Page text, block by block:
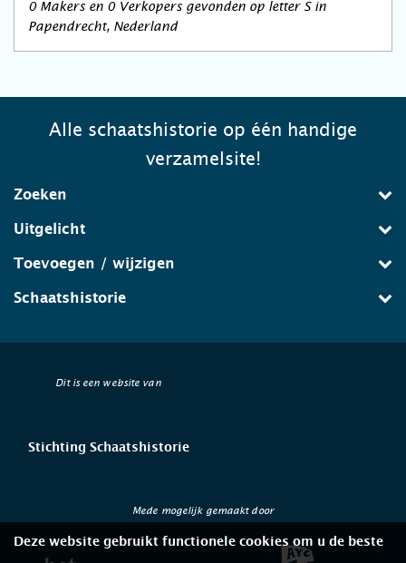
0 Makers en 0 Verkopers gevonden op letter S in
Papendrecht, Nederland
Alle schaatshistorie op één handige
verzamelsite!
Zoeken
Uitgelicht
Toevoegen / wijzigen
Schaatshistorie
Dit is een website van
Stichting Schaatshistorie
Mede mogelijk gemaakt door
Deze website gebruikt functionele cookies om u de beste